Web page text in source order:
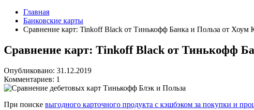
Главная
Банковские карты
Сравнение карт: Tinkoff Black от Тинькофф Банка и Польза от Хоум
Сравнение карт: Tinkoff Black от Тинькофф
Опубликовано: 31.12.2019
Комментариев: 1
При поиске выгодного карточного продукта с кэшбэком за покупки и